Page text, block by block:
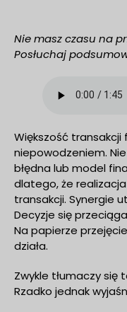
Nie masz czasu na
Posłuchaj
Większość transakcji
niepowodzeniem.
błędna lub model
dlatego, że
transakcji. Synergie
Decyzje się
Na papierze
działa.
Zwykle tłumaczy się
Rzadko jednak